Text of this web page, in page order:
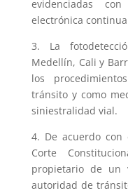
evidenciadas
electrónica
3. La
Medellín, Cali y
los
tránsito y como
siniestralidad vial.
4. De acuerdo
Corte
propietario de un
autoridad de